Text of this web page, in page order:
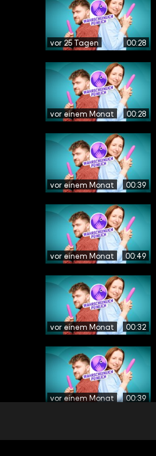
vor 25 Tagen 00:28
vor einem Monat 00:28
vor einem Monat 00:39
vor einem Monat 00:49
vor einem Monat 00:32
vor einem Monat 00:39